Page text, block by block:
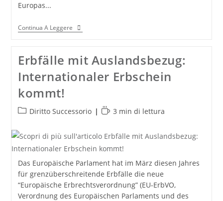
Europas...
Continua A LeggereImmobilienerwerb
In
Und
Neues
Zu
Kauf,
Erbfälle mit Auslandsbezug:
Internationaler Erbschein
kommt!
Categoria
Diritto Successorio
Tempo
lettura:
3 min di lettura
Das Europäische Parlament hat im März diesen Jahres
für grenzüberschreitende Erbfälle die neue
“Europäische Erbrechtsverordnung” (EU-ErbVO,
Verordnung des Europäischen Parlaments und des